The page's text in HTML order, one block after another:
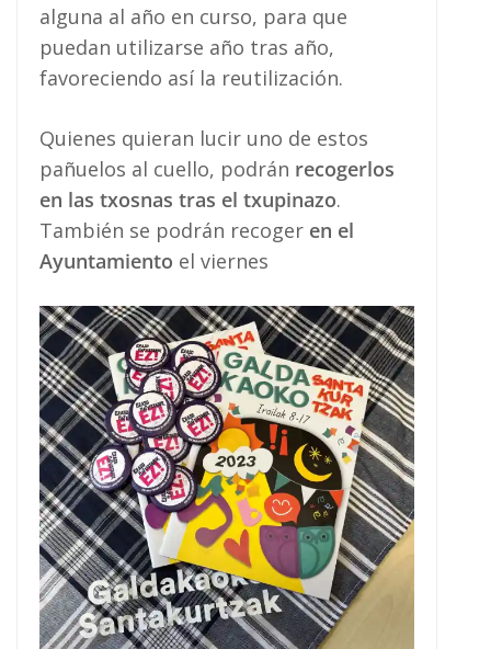
alguna al año en curso, para que
puedan utilizarse año tras año,
favoreciendo así la reutilización.
Quienes quieran lucir uno de estos
pañuelos al cuello, podrán recogerlos
en las txosnas tras el txupinazo.
También se podrán recoger en el
Ayuntamiento el viernes